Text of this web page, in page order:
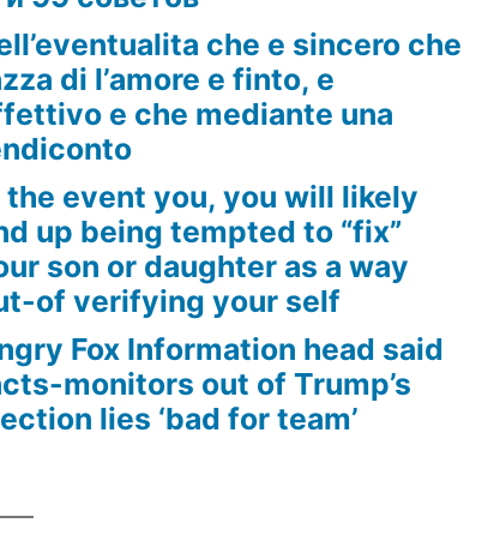
che e sincero che
di l’amore e finto, e
e che mediante una
the event you, you will likely
up being tempted to “fix”
son or daughter as a way
of verifying your self
Fox Information head said
monitors out of Trump’s
lies ‘bad for team’